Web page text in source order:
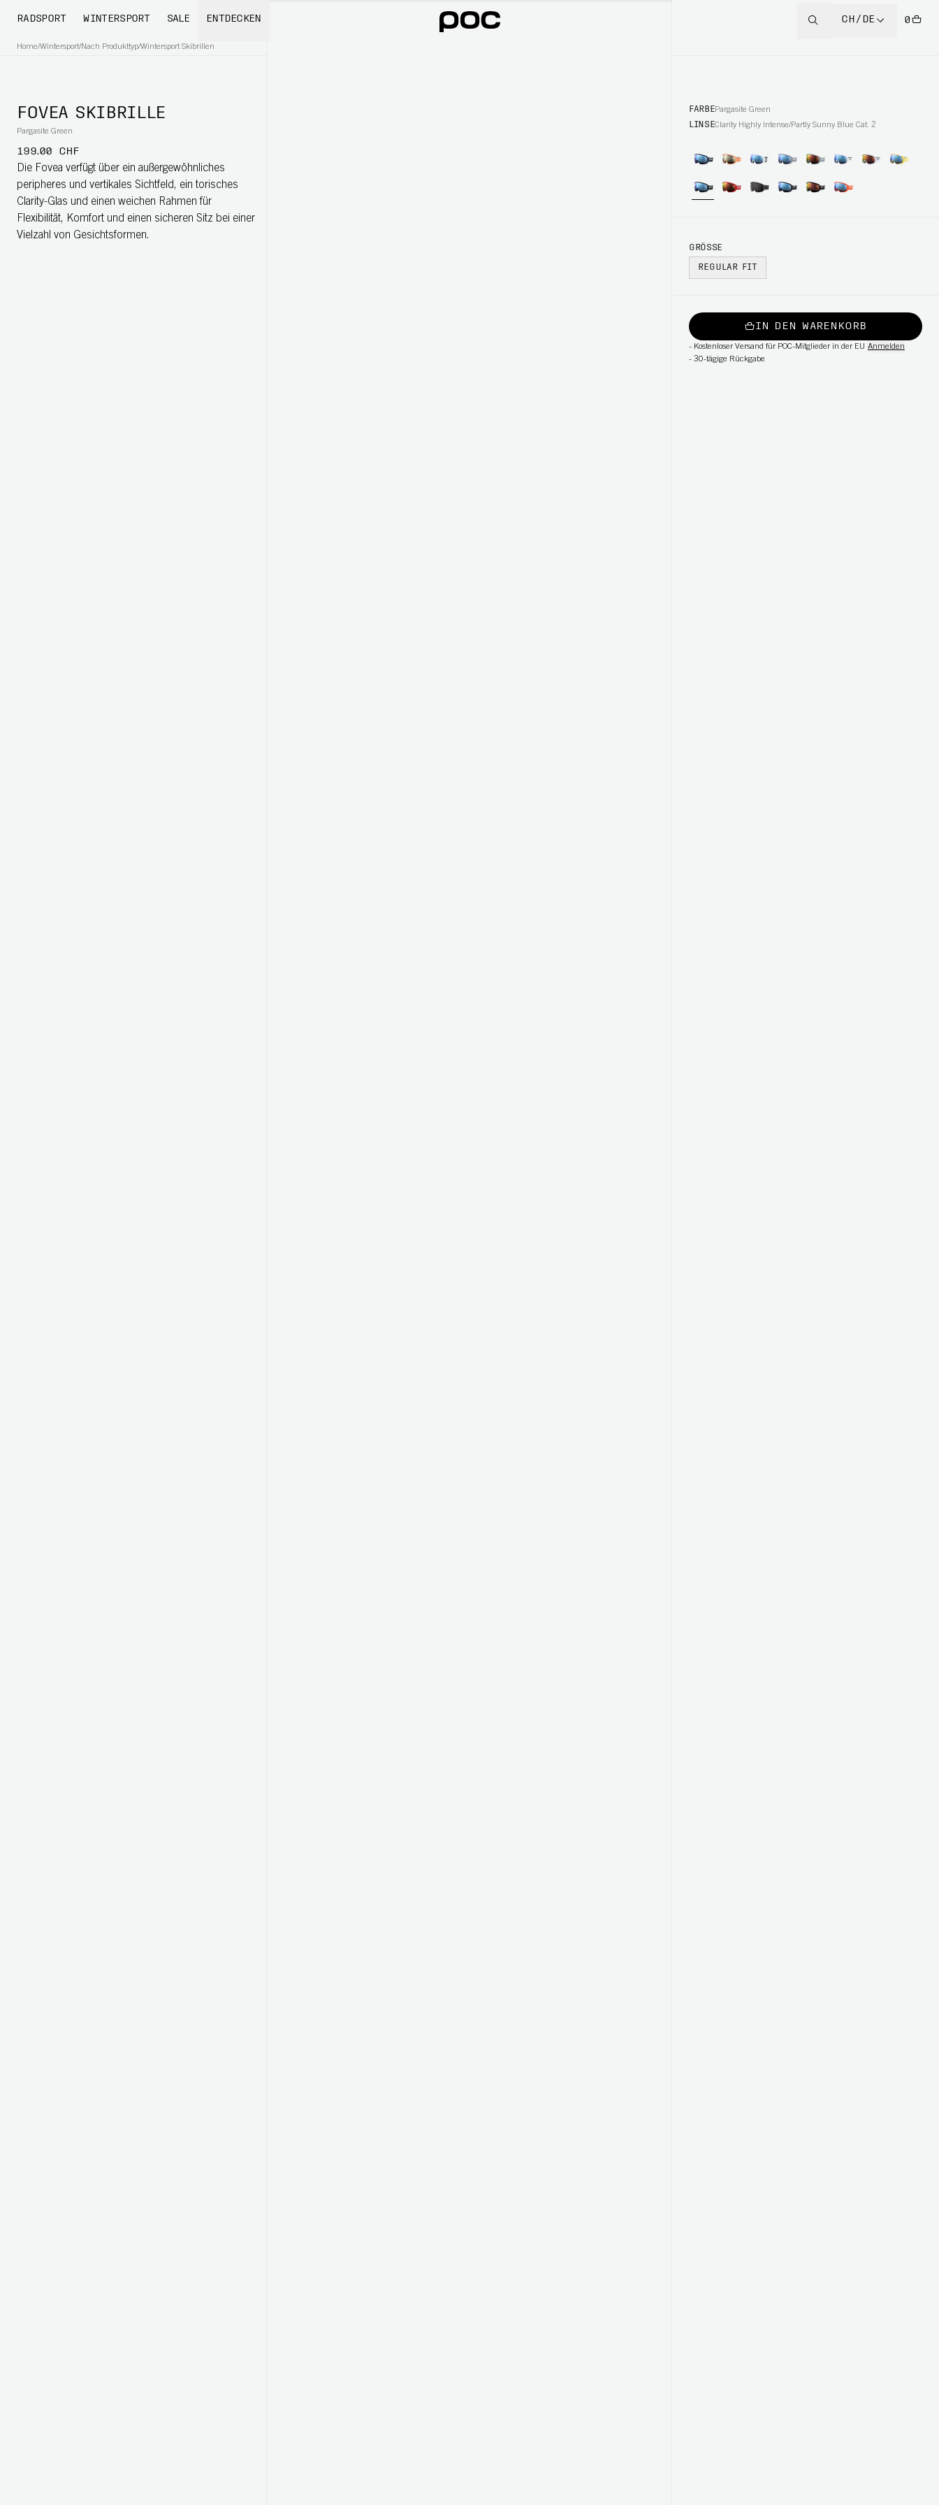
RADSPORT WINTERSPORT SALE ENTDECKEN CH/DE 0
Home/Wintersport/Nach Produkttyp/Wintersport Skibrillen
FOVEA SKIBRILLE
Pargasite Green
199.00 CHF
Die Fovea verfügt über ein außergewöhnliches
peripheres und vertikales Sichtfeld, ein torisches
Clarity-Glas und einen weichen Rahmen für
Flexibilität, Komfort und einen sicheren Sitz bei einer
Vielzahl von Gesichtsformen.
FARBEPargasite Green
LINSEClarity Highly Intense/Partly Sunny Blue Cat. 2
GRÖSSE
REGULAR FIT
IN DEN WARENKORB
- Kostenloser Versand für POC-Mitglieder in der EU Anmelden
- 30-tägige Rückgabe